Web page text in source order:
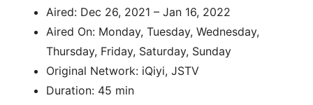
Aired: Dec 26, 2021 – Jan 16, 2022
Aired On: Monday, Tuesday, Wednesday,
Thursday, Friday, Saturday, Sunday
Original Network: iQiyi, JSTV
Duration: 45 min